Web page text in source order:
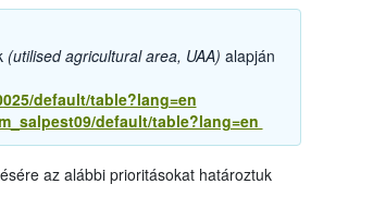
(utilised agricultural area, UAA) alapján
default/table?lang=en
default/table?lang=en
az alábbi prioritásokat határoztuk